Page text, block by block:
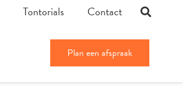
Tontorials Contact
Plan een afspraak